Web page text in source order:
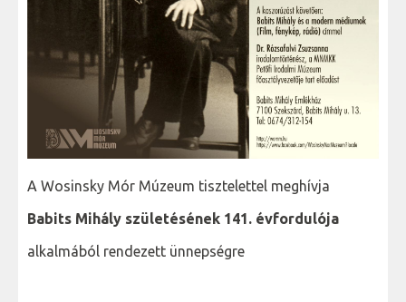
A Wosinsky Mór Múzeum tisztelettel meghívja
Babits Mihály születésének 141. évfordulója
alkalmából rendezett ünnepségre